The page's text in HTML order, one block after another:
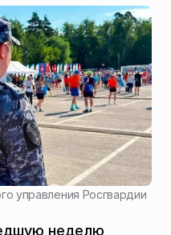
управления Росгвардии
неделю